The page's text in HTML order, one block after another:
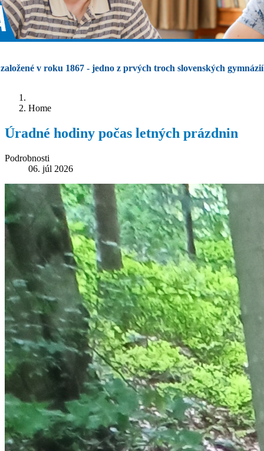
založené v roku 1867 - jedno z prvých troch slovenských gymnázií
Home
Úradné hodiny počas letných prázdnin
Podrobnosti
06. júl 2026